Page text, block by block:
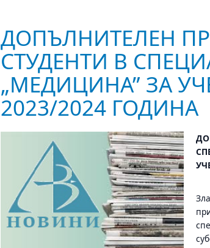
ДОПЪЛНИТЕЛЕН
СТУДЕНТИ В
„МЕДИЦИНА” ЗА
2023/2024 ГОДИНА